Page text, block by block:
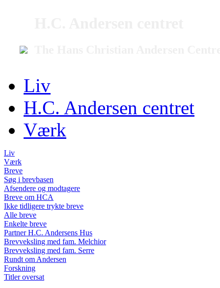
Liv
H.C. Andersen centret
Værk
Liv
Værk
Breve
Søg i brevbasen
Afsendere og modtagere
Breve om HCA
Ikke tidligere trykte breve
Alle breve
Enkelte breve
Partner H.C. Andersens Hus
Brevveksling med fam. Melchior
Brevveksling med fam. Serre
Rundt om Andersen
Forskning
Titler oversat